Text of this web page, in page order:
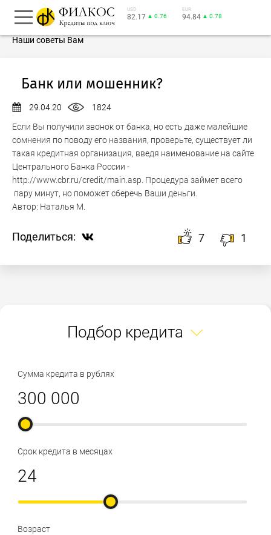
USD
82.17 ▲ 0.76
EUR
94.84 ▲ 0.78
Наши советы Вам
Банк или мошенник?
29.04.20
1824
Если Вы получили звонок от банка, но есть даже малейшие
сомнения по поводу его названия, проверьте, существует ли
такая кредитная организация, введя наименование на сайте
Центрального Банка России -
http://www.cbr.ru/credit/main.asp. Процедура займет всего
пару минут, но поможет сберечь Ваши деньги.
Автор: Наталья М.
Поделиться: 7 1
Подбор кредита
Сумма кредита в рублях
Срок кредита в месяцах
Возраст